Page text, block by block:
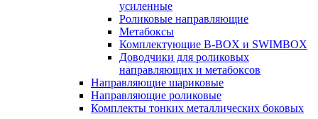
усиленные
Роликовые направляющие
Метабоксы
Комплектующие B-BOX и SWIMBOX
Доводчики для роликовых
направляющих и метабоксов
Направляющие шариковые
Направляющие роликовые
Комплекты тонких металлических боковых